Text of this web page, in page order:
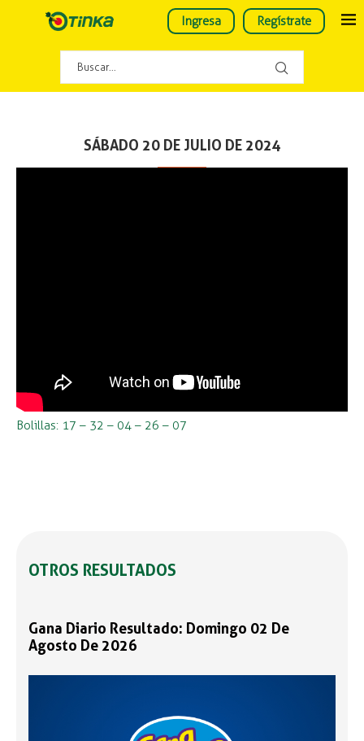
Ingresa Regístrate
SÁBADO 20 DE JULIO DE 2024
Bolillas: 17 – 32 – 04 – 26 – 07
OTROS RESULTADOS
Gana Diario Resultado: Domingo 02 De
Agosto De 2026